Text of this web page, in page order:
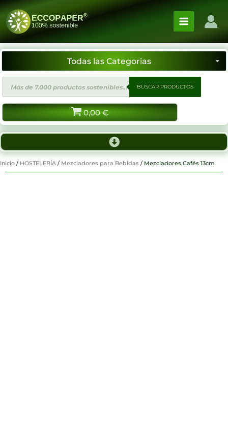
Ir
contenido
de
productos
BUSCAR PRODUCTOS
0,00 €
Inicio / HOSTELERÍA / Mezcladores para Bebidas / Mezcladores Cafés 13cm